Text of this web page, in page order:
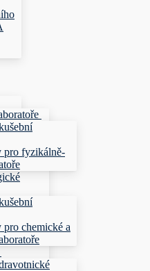
pro fyzikálně-
chemické a